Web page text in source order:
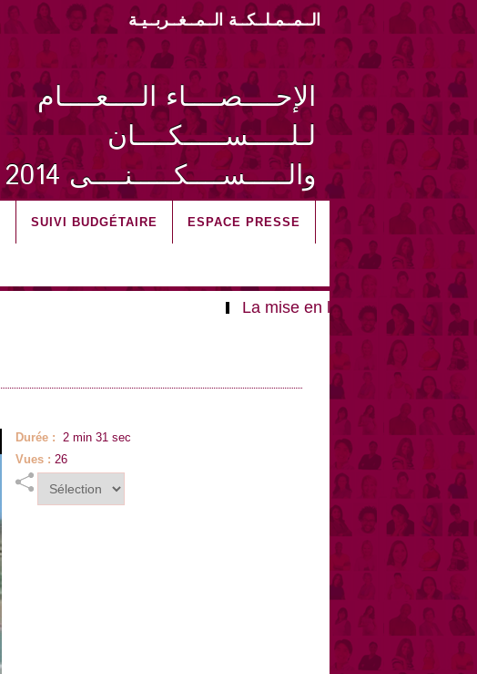
الــمــمـلــكــة الــمــغــربــيـة
الإحــــصــــاء الــــعــــام
لـلـــــســـــكــــان
والـــــســــكـــــنــــى 2014
SUIVI BUDGÉTAIRE ESPACE PRESSE
La mise en ligne des
Durée : 2 min 31 sec
Vues : 26